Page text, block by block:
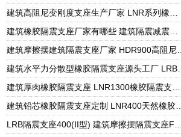
建筑高阻尼变刚度支座生产厂家 LNR系列橡胶隔震支座源头工厂 HDR900高阻尼隔震支座
建筑橡胶隔震支座厂家有哪些 建筑隔震减震隔震支座源头工厂 LNR1300天然隔震支座生产厂家
建筑摩擦摆建筑隔震支座厂
建筑水平力分散型
建筑厚肉橡胶隔震支座 LNR1300橡胶隔震支座 建筑分散力型橡胶隔震支座源头工厂
建筑铅芯橡胶隔震支座定制 LNR400天然橡
LRB隔震支座400(II型) 建筑摩擦摆隔震支座